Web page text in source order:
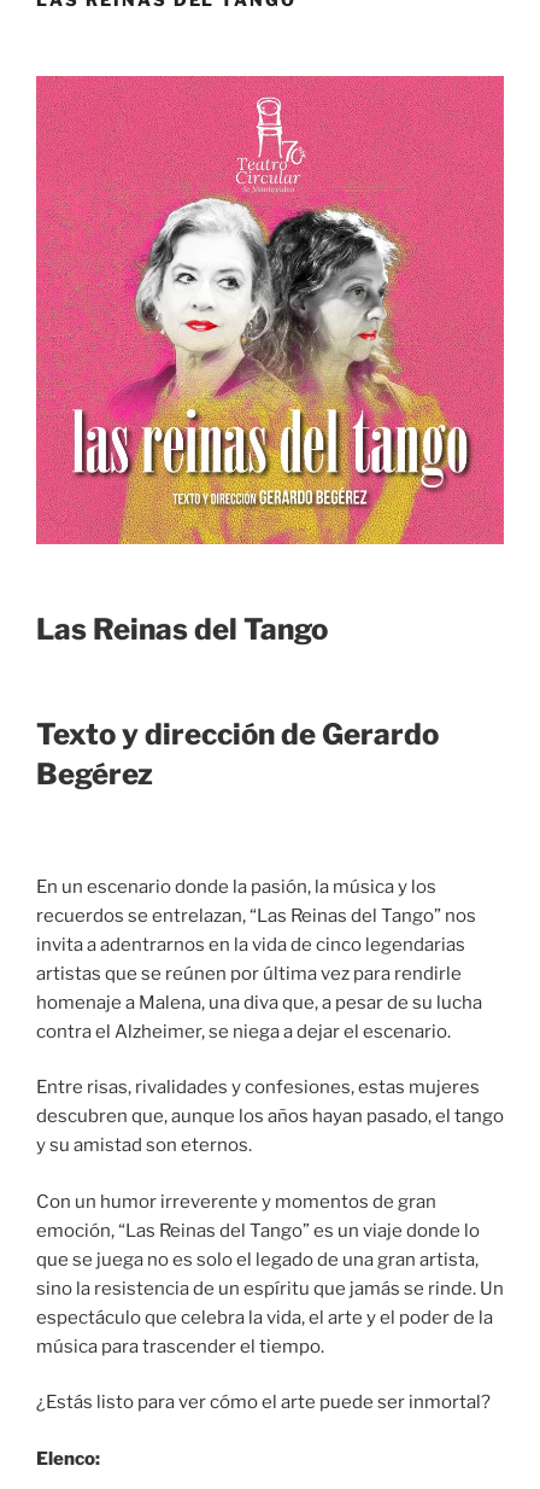
Las Reinas del Tango
Texto y dirección de Gerardo
Begérez
En un escenario donde la pasión, la música y los
recuerdos se entrelazan, “Las Reinas del Tango” nos
invita a adentrarnos en la vida de cinco legendarias
artistas que se reúnen por última vez para rendirle
homenaje a Malena, una diva que, a pesar de su lucha
contra el Alzheimer, se niega a dejar el escenario.
Entre risas, rivalidades y confesiones, estas mujeres
descubren que, aunque los años hayan pasado, el tango
y su amistad son eternos.
Con un humor irreverente y momentos de gran
emoción, “Las Reinas del Tango” es un viaje donde lo
que se juega no es solo el legado de una gran artista,
sino la resistencia de un espíritu que jamás se rinde. Un
espectáculo que celebra la vida, el arte y el poder de la
música para trascender el tiempo.
¿Estás listo para ver cómo el arte puede ser inmortal?
Elenco: